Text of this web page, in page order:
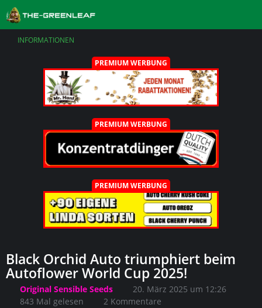
INFORMATIONEN
PREMIUM WERBUNG
PREMIUM WERBUNG
PREMIUM WERBUNG
Black Orchid Auto triumphiert beim
Autoflower World Cup 2025!
Original Sensible Seeds
20. März 2025 um 12:26
843 Mal gelesen
2 Kommentare